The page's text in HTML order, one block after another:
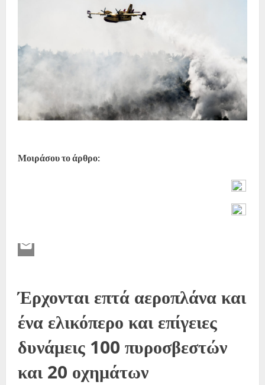
Μοιράσου το άρθρο:
Έρχονται επτά αεροπλάνα και
ένα ελικόπερο και επίγειες
δυνάμεις 100 πυροσβεστών
και 20 οχημάτων